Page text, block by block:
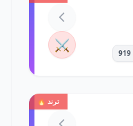
⚔️
ترند 🔥